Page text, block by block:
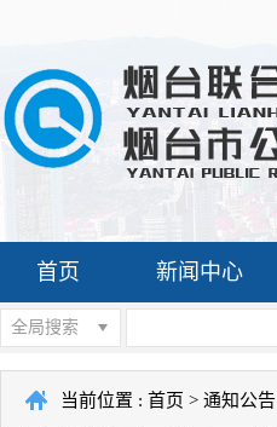
首页 新闻中心
全局搜索
当前位置 : 首页 > 通知公告